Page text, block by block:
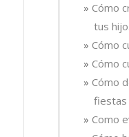
Cómo
tus
Cómo
Cómo
Cómo
fiestas
Como